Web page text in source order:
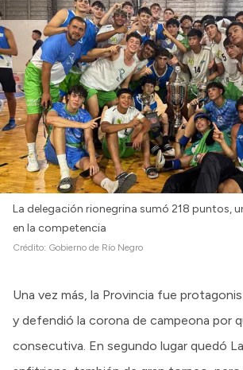
Login
La delegación rionegrina sumó 218 puntos,
en la competencia
Crédito: Gobierno de Río Negro
Una vez más, la Provincia fue
y defendió la corona de campeona por
consecutiva. En segundo lugar quedó